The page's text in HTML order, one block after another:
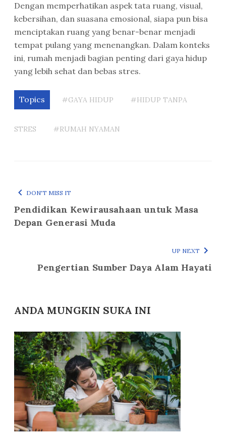
Dengan memperhatikan aspek tata ruang, visual,
kebersihan, dan suasana emosional, siapa pun bisa
menciptakan ruang yang benar-benar menjadi
tempat pulang yang menenangkan. Dalam konteks
ini, rumah menjadi bagian penting dari gaya hidup
yang lebih sehat dan bebas stres.
Topics #GAYA HIDUP #HIDUP TANPA
STRES #RUMAH NYAMAN
DON'T MISS IT
Pendidikan Kewirausahaan untuk Masa
Depan Generasi Muda
UP NEXT
Pengertian Sumber Daya Alam Hayati
ANDA MUNGKIN SUKA INI